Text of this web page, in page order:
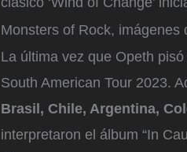
Monsters of Rock, imágenes
La última vez que Opeth
South American Tour 2023.
Brasil, Chile, Argentina,
interpretaron el álbum “In